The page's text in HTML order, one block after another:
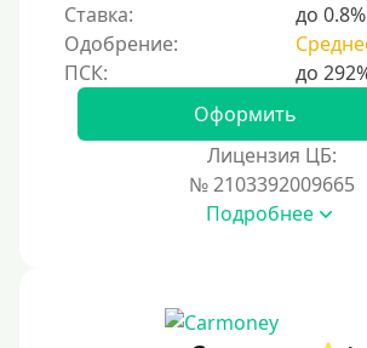
4000 руб
5000 руб
7000 руб
Ставка:
до 0.8%
Одобрение:
Оформить
Лицензия ЦБ:
№ 2103392009665
Подробнее